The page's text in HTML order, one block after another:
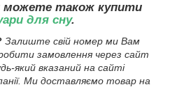
можете також купити
для сну.
Залиште свій номер ми Вам
замовлення через сайт
який вказаний на сайті
Ми доставляємо товар на